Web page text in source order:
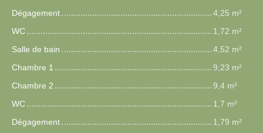
Dégagement
4,25 m²
WC
1,72 m²
Salle de bain
4,52 m²
Chambre 1
9,23 m²
Chambre 2
9,4 m²
WC
1,7 m²
Dégagement
1,79 m²